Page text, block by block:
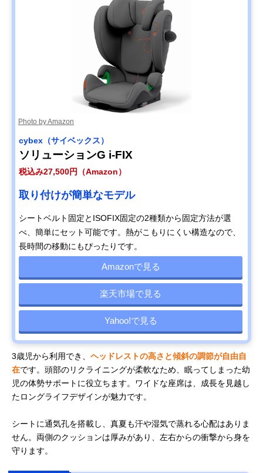
Photo by Amazon
cybex（サイベックス）
ソリューションG i-FIX
税込み27,500円（Amazon）
取り付けが簡単なモデル
シートベルト固定とISOFIX固定の2種類から固定方法が選
べ、簡単にセット可能です。熱がこもりにくい構造なので、
長時間の移動にもぴったりです。
Amazonで見る
楽天市場で見る
Yahoo!で見る
3歳児から利用でき、 ヘッドレストの高さと傾斜の調節が自由自
在です。頭部のリクライニングが柔軟なため、眠ってしまった幼
児の体勢サポートに役立ちます。ワイドな座席は、成長を見越し
たロングライフデザインが魅力です。
シートに通気孔を搭載し、真夏も汗や湿気で蒸れる心配はありま
せん。両側のクッションは厚みがあり、左右からの衝撃から身を
守ります。